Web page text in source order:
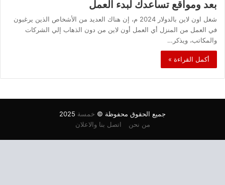
بعد ومواقع تساعدك لبدء العمل
شغل اون لاين بالدولار 2024 م، إن هناك العديد من الأشخاص الذين يرغبون
في العمل من المنزل أي العمل أون لاين من دون الذهاب إلي الشركات
والمكاتب، ويذكر…
أكمل القراءة »
جميع الحقوق محفوظة © خمسة
من نحن
اتصل بنا والاعلان